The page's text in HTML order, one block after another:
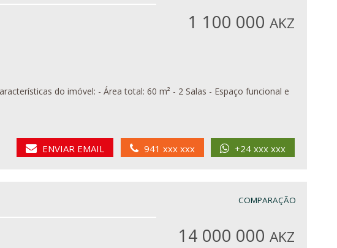
1 100 000 AKZ
ENVIAR EMAIL 941 xxx xxx +24 xxx xxx
14 000 000 AKZ
COMPARAÇÃO